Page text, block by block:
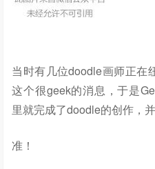
当时有几位doodle画师正在
这个很geek的消息，于是
里就完成了doodle的创作，
准！